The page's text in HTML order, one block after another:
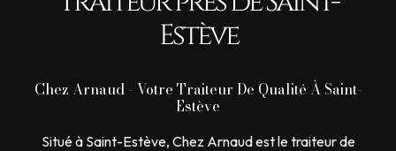
Estève
Chez Arnaud - Votre Traiteur De Qualité À Saint-
Estève
Situé à Saint-Estève, Chez Arnaud est le traiteur de